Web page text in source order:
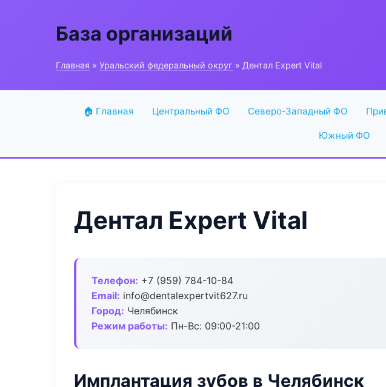
База организаций
Главная » Уральский федеральный округ » Дентал Expert Vital
🏠 Главная Центральный ФО Северо-Западный ФО
Южный ФО
Дентал Expert Vital
Телефон: +7 (959) 784-10-84
Email: info@dentalexpertvit627.ru
Город: Челябинск
Режим работы: Пн-Вс: 09:00-21:00
Имплантация зубов в Челябинск